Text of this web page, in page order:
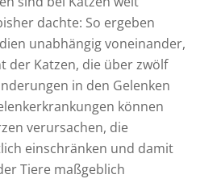
dachte: So ergeben
unabhängig voneinander,
der Katzen, die über zwölf
in den Gelenken
können
verursachen, die
einschränken und damit
Tiere maßgeblich